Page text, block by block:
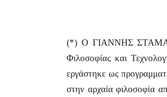
(*) Ο ΓΙΑΝΝΗΣ
Φιλοσοφίας και
εργάστηκε ως
στην αρχαία φιλοσοφία